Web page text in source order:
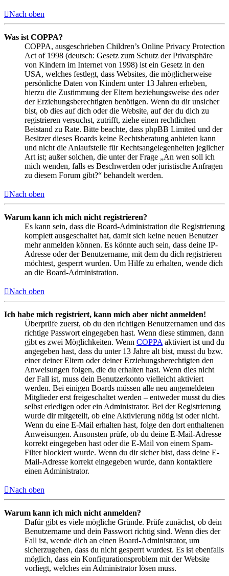
Nach oben
Was ist COPPA?
COPPA, ausgeschrieben Children’s Online Privacy Protection
Act of 1998 (deutsch: Gesetz zum Schutz der Privatsphäre
von Kindern im Internet von 1998) ist ein Gesetz in den
USA, welches festlegt, dass Websites, die möglicherweise
persönliche Daten von Kindern unter 13 Jahren erheben,
hierzu die Zustimmung der Eltern beziehungsweise des oder
der Erziehungsberechtigten benötigen. Wenn du dir unsicher
bist, ob dies auf dich oder die Website, auf der du dich zu
registrieren versuchst, zutrifft, ziehe einen rechtlichen
Beistand zu Rate. Bitte beachte, dass phpBB Limited und der
Besitzer dieses Boards keine Rechtsberatung anbieten kann
und nicht die Anlaufstelle für Rechtsangelegenheiten jeglicher
Art ist; außer solchen, die unter der Frage „An wen soll ich
mich wenden, falls es Beschwerden oder juristische Anfragen
zu diesem Forum gibt?“ behandelt werden.
Nach oben
Warum kann ich mich nicht registrieren?
Es kann sein, dass die Board-Administration die Registrierung
komplett ausgeschaltet hat, damit sich keine neuen Benutzer
mehr anmelden können. Es könnte auch sein, dass deine IP-
Adresse oder der Benutzername, mit dem du dich registrieren
möchtest, gesperrt wurden. Um Hilfe zu erhalten, wende dich
an die Board-Administration.
Nach oben
Ich habe mich registriert, kann mich aber nicht anmelden!
Überprüfe zuerst, ob du den richtigen Benutzernamen und das
richtige Passwort eingegeben hast. Wenn diese stimmen, dann
gibt es zwei Möglichkeiten. Wenn COPPA aktiviert ist und du
angegeben hast, dass du unter 13 Jahre alt bist, musst du bzw.
einer deiner Eltern oder deiner Erziehungsberechtigten den
Anweisungen folgen, die du erhalten hast. Wenn dies nicht
der Fall ist, muss dein Benutzerkonto vielleicht aktiviert
werden. Bei einigen Boards müssen alle neu angemeldeten
Mitglieder erst freigeschaltet werden – entweder musst du dies
selbst erledigen oder ein Administrator. Bei der Registrierung
wurde dir mitgeteilt, ob eine Aktivierung nötig ist oder nicht.
Wenn du eine E-Mail erhalten hast, folge den dort enthaltenen
Anweisungen. Ansonsten prüfe, ob du deine E-Mail-Adresse
korrekt eingegeben hast oder die E-Mail von einem Spam-
Filter blockiert wurde. Wenn du dir sicher bist, dass deine E-
Mail-Adresse korrekt eingegeben wurde, dann kontaktiere
einen Administrator.
Nach oben
Warum kann ich mich nicht anmelden?
Dafür gibt es viele mögliche Gründe. Prüfe zunächst, ob dein
Benutzername und dein Passwort richtig sind. Wenn dies der
Fall ist, wende dich an einen Board-Administrator, um
sicherzugehen, dass du nicht gesperrt wurdest. Es ist ebenfalls
möglich, dass ein Konfigurationsproblem mit der Website
vorliegt, welches ein Administrator lösen muss.